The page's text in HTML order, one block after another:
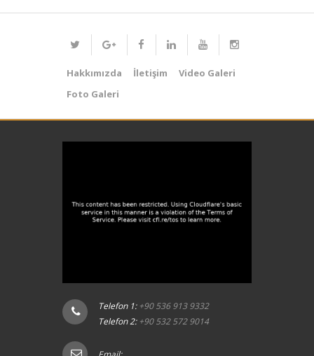
Hakkımızda İletişim
Video Galeri
Foto Galeri
Telefon 1: +90 536 913 9332
Telefon 2: +90 532 572 9014